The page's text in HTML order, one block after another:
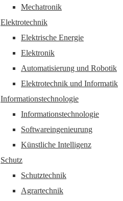
Mechatronik
Elektrotechnik
Elektrische Energie
Elektronik
Automatisierung und Robotik
Elektrotechnik und Informatik
Informationstechnologie
Informationstechnologie
Softwareingenieurung
Künstliche Intelligenz
Schutz
Schutztechnik
Agrartechnik